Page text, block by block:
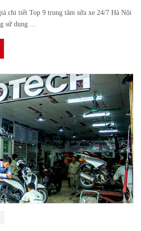
chi tiết Top 9 trung tâm sửa xe 24/7 Hà Nội
sử dụng ...